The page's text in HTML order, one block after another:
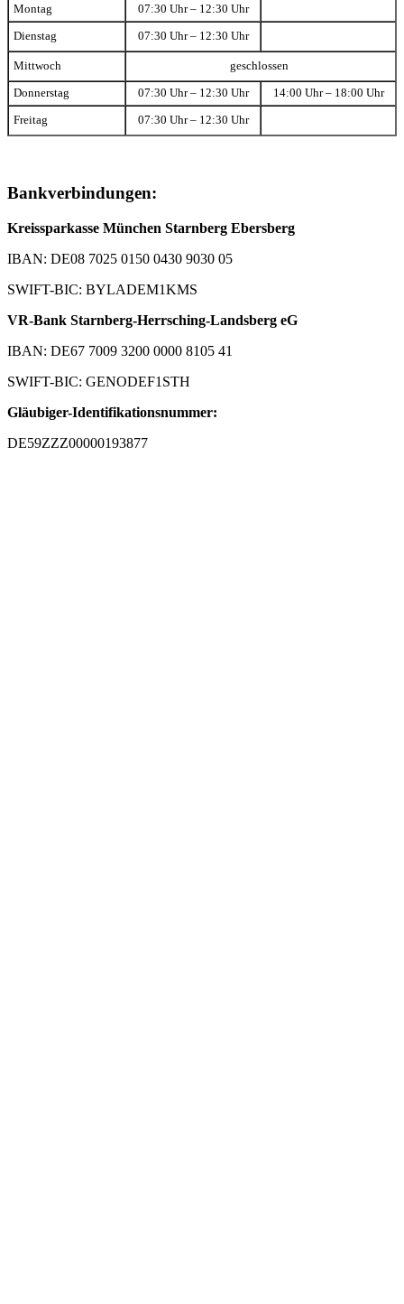
Montag 07:30 Uhr – 12:30 Uhr
Dienstag 07:30 Uhr – 12:30 Uhr
Mittwoch geschlossen
Donnerstag 07:30 Uhr – 12:30 Uhr 14:00 Uhr – 18:00 Uhr
Freitag 07:30 Uhr – 12:30 Uhr
Bankverbindungen:
Kreissparkasse München Starnberg Ebersberg
IBAN: DE08 7025 0150 0430 9030 05
SWIFT-BIC: BYLADEM1KMS
VR-Bank Starnberg-Herrsching-Landsberg eG
IBAN: DE67 7009 3200 0000 8105 41
SWIFT-BIC: GENODEF1STH
Gläubiger-Identifikationsnummer:
DE59ZZZ00000193877